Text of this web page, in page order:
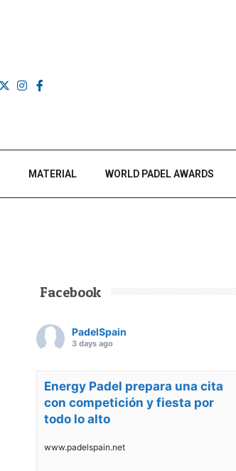
MATERIAL WORLD PADEL AWARDS
Facebook
PadelSpain
3 days ago
Energy Padel prepara una cita
con competición y fiesta por
todo lo alto
www.padelspain.net